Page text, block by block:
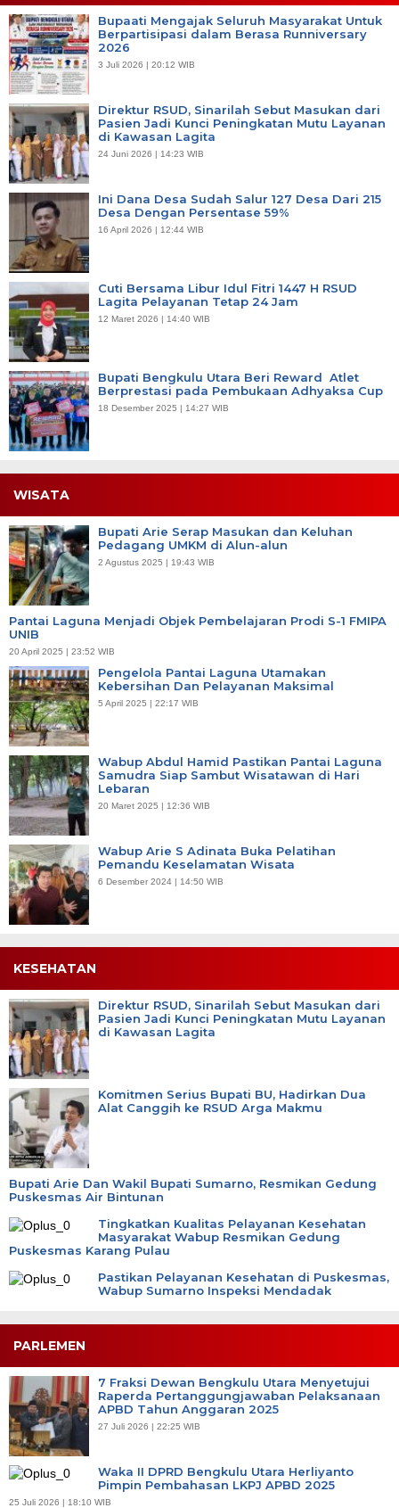
Bupaati Mengajak Seluruh Masyarakat Untuk
Berpartisipasi dalam Berasa Runniversary
2026
3 Juli 2026 | 20:12 WIB
Direktur RSUD, Sinarilah Sebut Masukan dari
Pasien Jadi Kunci Peningkatan Mutu Layanan
di Kawasan Lagita
24 Juni 2026 | 14:23 WIB
Ini Dana Desa Sudah Salur 127 Desa Dari 215
Desa Dengan Persentase 59%
16 April 2026 | 12:44 WIB
Cuti Bersama Libur Idul Fitri 1447 H RSUD
Lagita Pelayanan Tetap 24 Jam
12 Maret 2026 | 14:40 WIB
Bupati Bengkulu Utara Beri Reward Atlet
Berprestasi pada Pembukaan Adhyaksa Cup
18 Desember 2025 | 14:27 WIB
WISATA
Bupati Arie Serap Masukan dan Keluhan
Pedagang UMKM di Alun-alun
2 Agustus 2025 | 19:43 WIB
Pantai Laguna Menjadi Objek Pembelajaran Prodi S-1 FMIPA
UNIB
20 April 2025 | 23:52 WIB
Pengelola Pantai Laguna Utamakan
Kebersihan Dan Pelayanan Maksimal
5 April 2025 | 22:17 WIB
Wabup Abdul Hamid Pastikan Pantai Laguna
Samudra Siap Sambut Wisatawan di Hari
Lebaran
20 Maret 2025 | 12:36 WIB
Wabup Arie S Adinata Buka Pelatihan
Pemandu Keselamatan Wisata
6 Desember 2024 | 14:50 WIB
KESEHATAN
Direktur RSUD, Sinarilah Sebut Masukan dari
Pasien Jadi Kunci Peningkatan Mutu Layanan
di Kawasan Lagita
Komitmen Serius Bupati BU, Hadirkan Dua
Alat Canggih ke RSUD Arga Makmu
Bupati Arie Dan Wakil Bupati Sumarno, Resmikan Gedung
Puskesmas Air Bintunan
Tingkatkan Kualitas Pelayanan Kesehatan
Masyarakat Wabup Resmikan Gedung
Puskesmas Karang Pulau
Pastikan Pelayanan Kesehatan di Puskesmas,
Wabup Sumarno Inspeksi Mendadak
PARLEMEN
7 Fraksi Dewan Bengkulu Utara Menyetujui
Raperda Pertanggungjawaban Pelaksanaan
APBD Tahun Anggaran 2025
27 Juli 2026 | 22:25 WIB
Waka II DPRD Bengkulu Utara Herliyanto
Pimpin Pembahasan LKPJ APBD 2025
25 Juli 2026 | 18:10 WIB